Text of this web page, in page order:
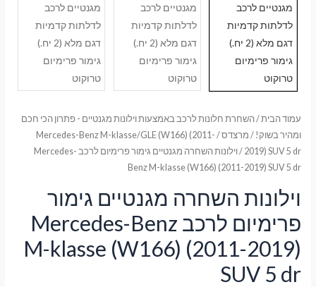
עמוד הבית/השחרת חלונות לרכב באמצעות וילונות מגנטיים - פתרון הכי חכם
ומהיר בשוק! / מרצדס/
Mercedes-Benz M-klasse/GLE (W166) (2011-
2019) SUV 5 dr
/ וילונות השחרה מגנטיים גימור פרימיום לרכב Mercedes-
Benz M-klasse (W166) (2011-2019) SUV 5 dr
וילונות השחרה מגנטיים גימור
פרימיום לרכב Mercedes-Benz
M-klasse (W166) (2011-2019)
SUV 5 dr